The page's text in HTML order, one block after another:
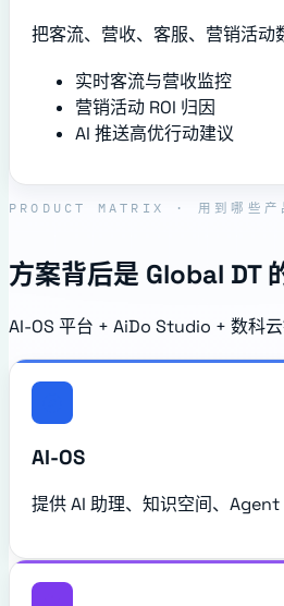
把客流、营收、客服、营销活动
实时客流与营收监控
营销活动 ROI 归因
AI 推送高优行动建议
PRODUCT MATRIX · 用到哪些产
方案背后是 Global DT
AI-OS 平台 + AiDo Studio + 数科
AI-OS
提供 AI 助理、知识空间、Agent